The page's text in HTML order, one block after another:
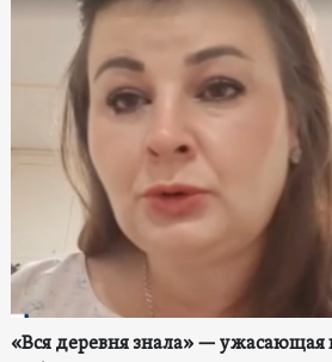
«Вся деревня знала» —